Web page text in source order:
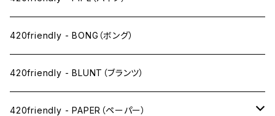
ニコパフ系
ドライ系
ワックス系
420friendly - BONG（ボング）
420friendly - BLUNT（ブランツ）
420friendly - PAPER（ペーパー）